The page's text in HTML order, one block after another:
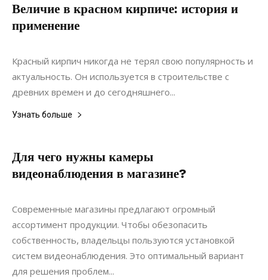
Величие в красном кирпиче: история и
применение
20.06.2022
Красный кирпич никогда не терял свою популярность и
актуальность. Он используется в строительстве с
древних времен и до сегодняшнего...
Узнать больше
Для чего нужны камеры
видеонаблюдения в магазине?
23.07.2021
Современные магазины предлагают огромный
ассортимент продукции. Чтобы обезопасить
собственность, владельцы пользуются установкой
систем видеонаблюдения. Это оптимальный вариант
для решения проблем...